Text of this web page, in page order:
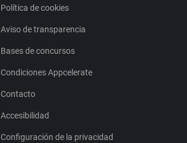
Política de cookies
Aviso de transparencia
Bases de concursos
Condiciones Appcelerate
Contacto
Accesibilidad
Configuración de la privacidad